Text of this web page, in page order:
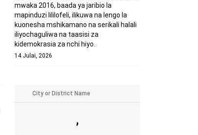
mwaka 2016, baada ya jaribio la
mapinduzi lililofeli, ilikuwa na lengo la
kuonesha mshikamano na serikali halali
iliyochaguliwa na taasisi za
kidemokrasia za nchi hiyo.
14 Julai, 2026
,